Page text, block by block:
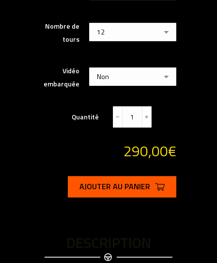
Nombre de
tours
Vidéo
embarquée
Quantité ﹣ ﹢
290,00€
AJOUTER AU PANIER